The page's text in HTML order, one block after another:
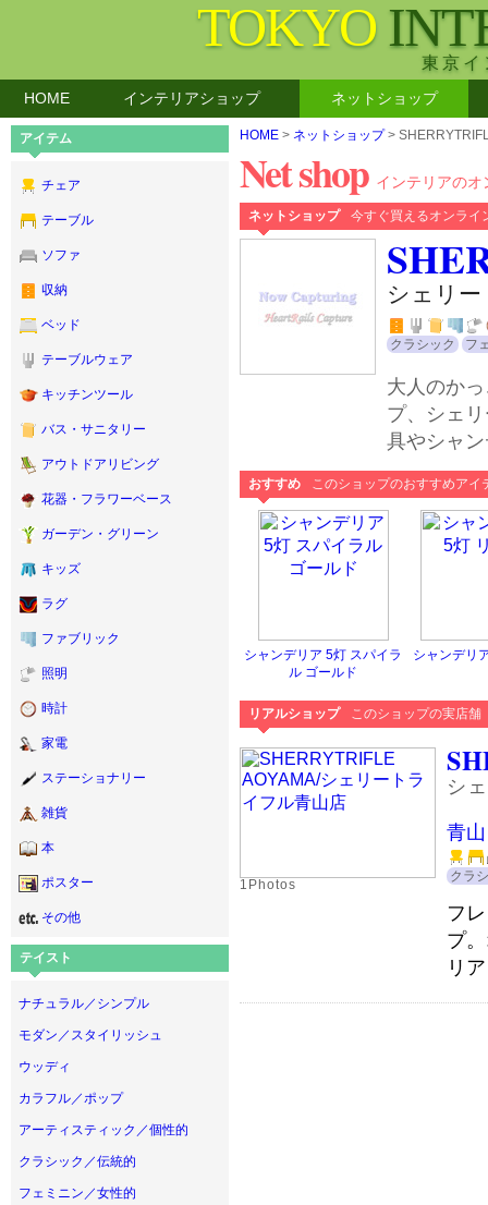
TOKYO
東京イ
HOME インテリアショップ ネットショップ
アイテム
チェア
テーブル
ソファ
収納
ベッド
テーブルウェア
キッチンツール
バス・サニタリー
アウトドアリビング
花器・フラワーベース
ガーデン・グリーン
キッズ
ラグ
ファブリック
照明
時計
家電
ステーショナリー
雑貨
本
ポスター
その他
テイスト
ナチュラル／シンプル
モダン／スタイリッシュ
ウッディ
カラフル／ポップ
アーティスティック／個性的
クラシック／伝統的
フェミニン／女性的
HOME > ネットショップ>
Net shop インテリアのオ
ネットショップ 今すぐ買えるオンライ
シェリ
クラシック フ
大人のか
プ、シェ
具やシャ
おすすめ このショップのおすすめアイ
シャンデリア 5灯 スパイラ
ル ゴールド
シャンデリ
リアルショップ このショップの実店舗
1Photos
シ
青
クラ
フ
プ
リ